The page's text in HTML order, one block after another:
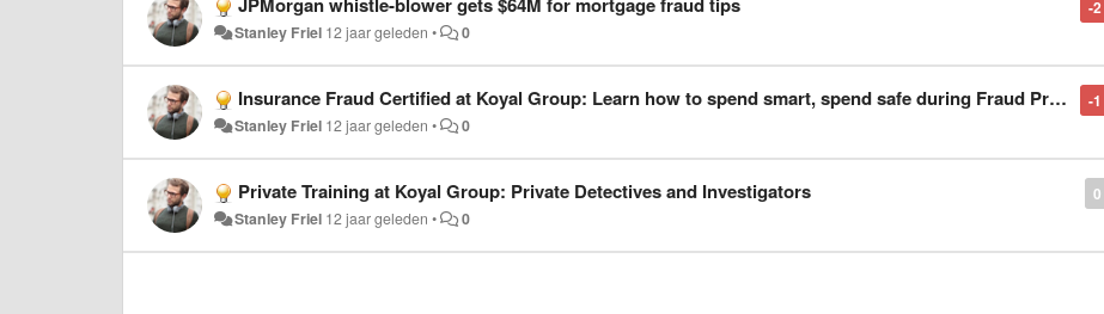
-2
Stanley Friel 12 jaar geleden • 0
-1
Insurance Fraud Certified at Koyal Group: Learn how to spend smart, spend safe during Fraud Prevention Month
Stanley Friel 12 jaar geleden • 0
0
Private Training at Koyal Group: Private Detectives and Investigators
Stanley Friel 12 jaar geleden • 0